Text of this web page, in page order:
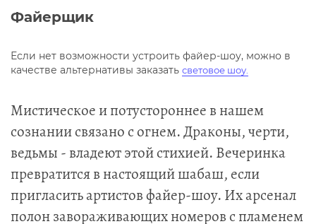
Файерщик
Если нет возможности устроить файер-шоу, можно в
качестве альтернативы заказать световое шоу.
Мистическое и потустороннее в нашем
сознании связано с огнем. Драконы, черти,
ведьмы - владеют этой стихией. Вечеринка
превратится в настоящий шабаш, если
пригласить артистов файер-шоу. Их арсенал
полон завораживающих номеров с пламенем